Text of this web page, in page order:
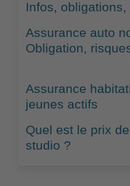
Infos, obligations,
Assurance auto
Obligation,
Assurance
jeunes actifs
Quel est le prix
studio ?